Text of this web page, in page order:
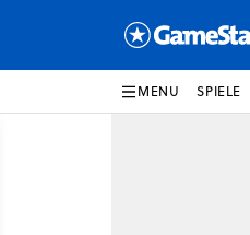
MENU SPIELE